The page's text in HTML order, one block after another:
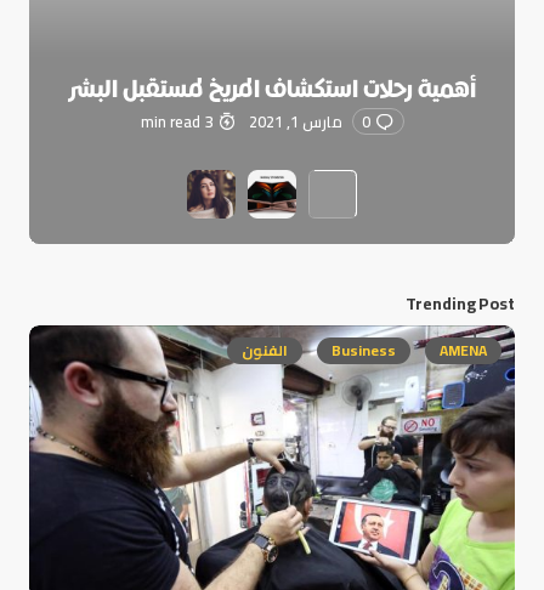
أهمية رحلات استكشاف المريخ لمستقبل البشر
0 مارس 1, 2021 3 min read
Trending Post
AMENA
Business الفنون